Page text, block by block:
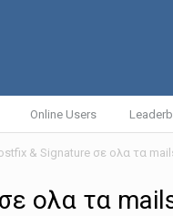
Online Users
& Signature σε ολα τα
ολα τα